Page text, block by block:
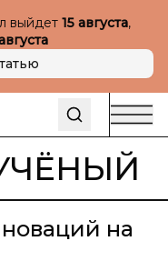
выйдет 15 августа,
на